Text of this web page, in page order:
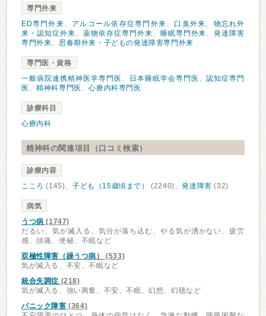
専門外来
ED専門外来、 アルコール依存症専門外来、 口臭外来、 物忘れ外
来・認知症外来、 薬物依存症専門外来、 睡眠専門外来、発達障害
専門外来、思春期外来・子どもの発達障害専門外来
専門医・資格
一般病院連携精神医学専門医 、 日本睡眠学会専門医 、認知症専門
医 、精神科専門医 、心療内科専門医
診療科目
心療内科
精神科の関連項目（口コミ検索）
診療内容
こころ (145)、子ども（15歳頃まで） (2240)、発達障害 (32)
病気
うつ病 (1747)
だるい、気が滅入る、気分が落ち込む、やる気が湧かない、疲労
感、頭痛、便秘、不眠など
双極性障害（躁うつ病）
(533)
気が滅入る、不安、不眠など
統合失調症 (218)
気が滅入る、強い興奮、不安、不眠、幻想、幻聴など
パニック障害 (364)